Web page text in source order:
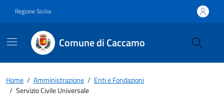
Regione Sicilia
Comune di Caccamo
Home / Amministrazione / Enti e Fondazioni
/ Servizio Civile Universale